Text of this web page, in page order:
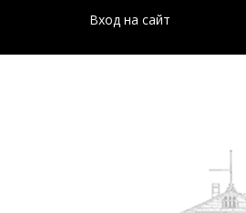
Вход на сайт